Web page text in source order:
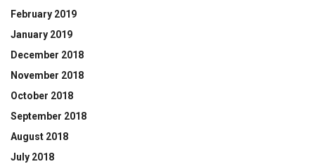
February 2019
January 2019
December 2018
November 2018
October 2018
September 2018
August 2018
July 2018